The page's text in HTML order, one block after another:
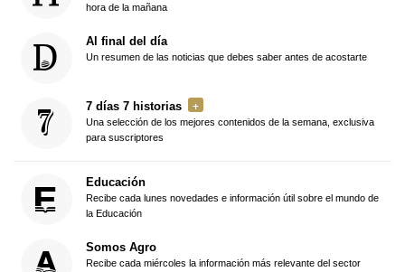
hora de la mañana
Al final del día
Un resumen de las noticias que debes saber antes de acostarte
7 días 7 historias
Una selección de los mejores contenidos de la semana, exclusiva
para suscriptores
Educación
Recibe cada lunes novedades e información útil sobre el mundo de
la Educación
Somos Agro
Recibe cada miércoles la información más relevante del sector